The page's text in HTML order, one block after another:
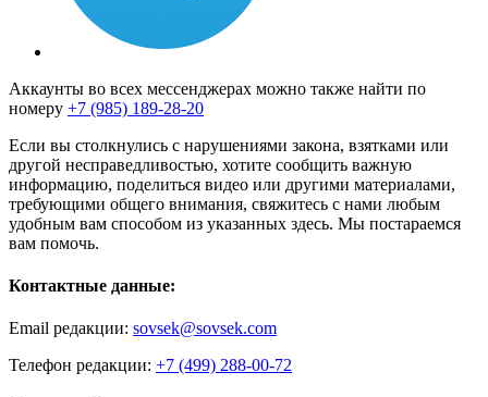
Аккаунты во всех мессенджерах можно также найти по
номеру +7 (985) 189-28-20
Если вы столкнулись с нарушениями закона, взятками или
другой несправедливостью, хотите сообщить важную
информацию, поделиться видео или другими материалами,
требующими общего внимания, свяжитесь с нами любым
удобным вам способом из указанных здесь. Мы постараемся
вам помочь.
Контактные данные:
Email редакции: sovsek@sovsek.com
Телефон редакции: +7 (499) 288-00-72